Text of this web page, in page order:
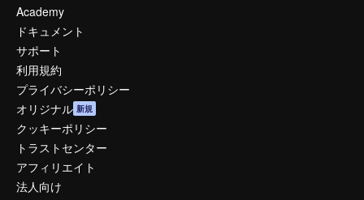
Academy
ドキュメント
サポート
利用規約
プライバシーポリシー
オリジナル 新規
クッキーポリシー
トラストセンター
アフィリエイト
法人向け